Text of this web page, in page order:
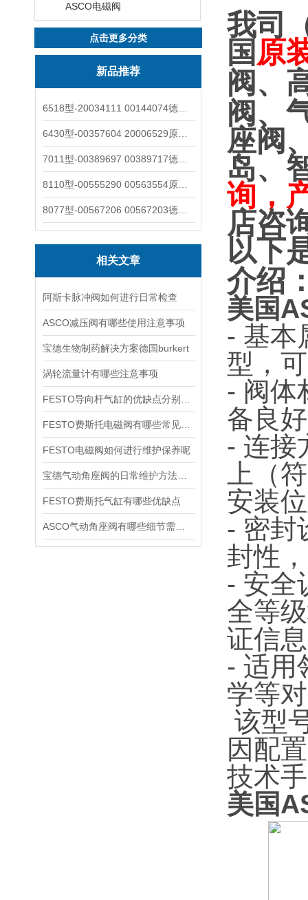
ASCO电磁阀
点击更多分类
新品推荐
相关文章
阿斯卡脉冲阀如何进行日常检查
ASCO减压阀有哪些使用注意事项
宝德生物制药解决方案德国burkert
涡轮流量计有哪些注意事项
FESTO电磁阀如何进行维护保养呢
FESTO费斯托气缸有哪些优缺点
我司
国 原
阀、
阀、
座阀
岛、
询，
店咨
以下
介绍
美国
- 基本
型，
- 阀体
备良
- 连接
上（
安装
- 密封
封性
- 安全
全等
证信
- 适用
学等
该型
因配
技术
美国